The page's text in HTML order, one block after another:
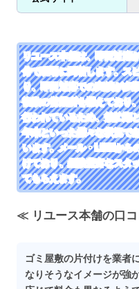
リユース本舗は、即日対応
分で現場に到着します。ス
り、即日対応での実績が多
複数の営業所を構えており
行われているため、繁忙期
年末といった様々な状況で
います。メール・LINEから
けており、経験豊富なスタ
てもらえます。
≪ リユース本舗の口
ゴミ屋敷の片付けを業者
なりそうなイメージが強